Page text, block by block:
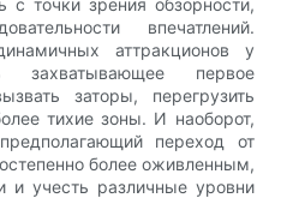
точки зрения обзорности,
впечатлений.
аттракционов у
первое
заторы, перегрузить
тихие зоны. И наоборот,
переход от
более оживленным,
и учесть различные уровни